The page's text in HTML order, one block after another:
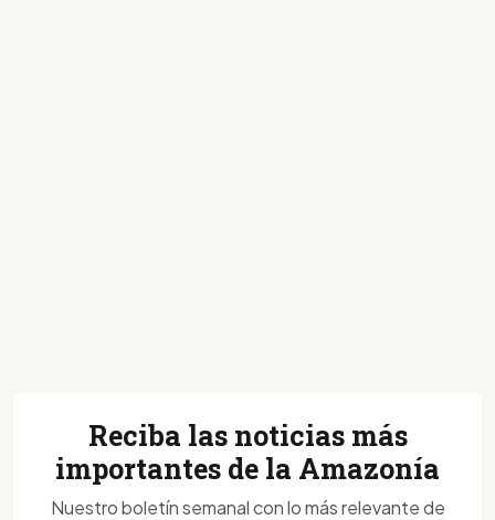
Reciba las noticias más
importantes de la Amazonía
Nuestro boletín semanal con lo más relevante de